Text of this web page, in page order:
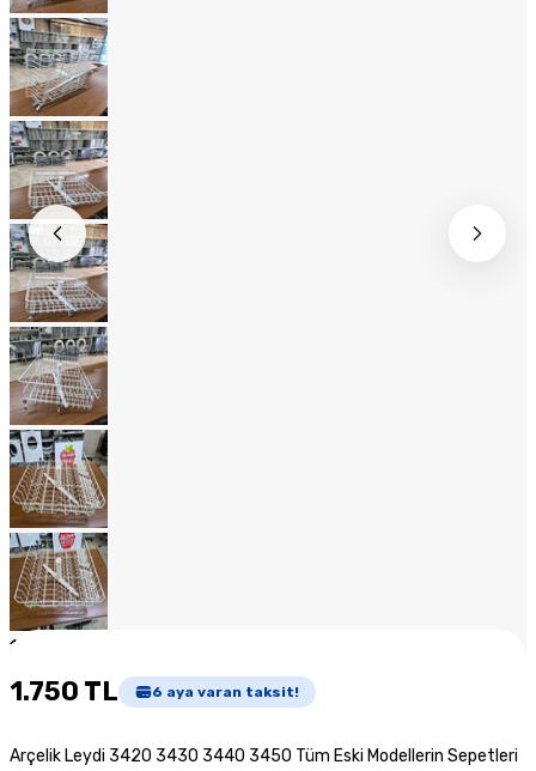
1
1.750 TL 6 aya varan taksit!
Arçelik Leydi 3420 3430 3440 3450 Tüm Eski Modellerin Sepetleri